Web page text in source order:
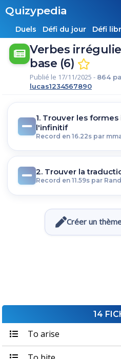
Quizypedia
Duels
Défi du jour Défi
Verbes
base (6)
Publié le 17/11/2025 - 864
lucas1234567890
1. Trouver les
l'infinitif
Record en 16.22s par
2. Trouver la
Record en 11.59s par
Créer un
14
To arise